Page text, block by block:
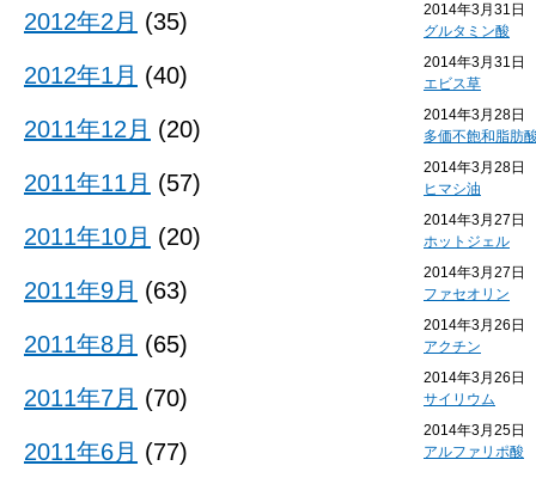
2014年3月31日
グルタミン酸
2014年3月31日
エビス草
2014年3月28日
多価不飽和脂肪
2014年3月28日
ヒマシ油
2014年3月27日
ホットジェル
2014年3月27日
ファセオリン
2014年3月26日
アクチン
2014年3月26日
サイリウム
2014年3月25日
アルファリポ酸
2012年2月 (35)
2012年1月 (40)
2011年12月 (20)
2011年11月 (57)
2011年10月 (20)
2011年9月 (63)
2011年8月 (65)
2011年7月 (70)
2011年6月 (77)